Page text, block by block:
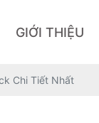
GIỚI THIỆU
Chi Tiết Nhất